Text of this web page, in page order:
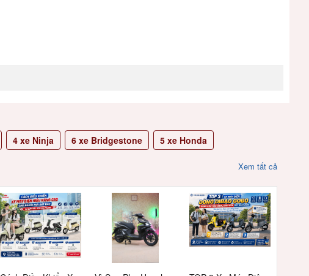
4xe Ninja 6xe Bridgestone 5xe Honda
Xem tất cả